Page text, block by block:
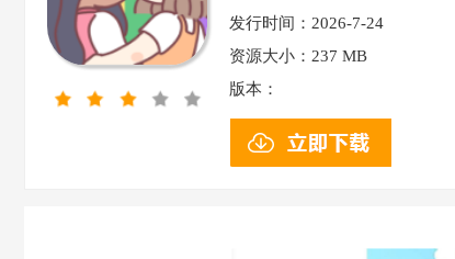
发行时间：2026-7-24
资源大小： 237 MB
版本：